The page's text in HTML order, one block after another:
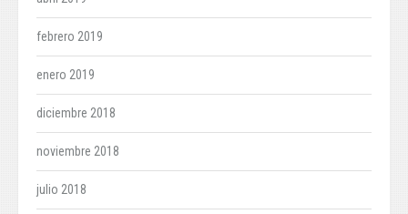
febrero 2019
enero 2019
diciembre 2018
noviembre 2018
julio 2018